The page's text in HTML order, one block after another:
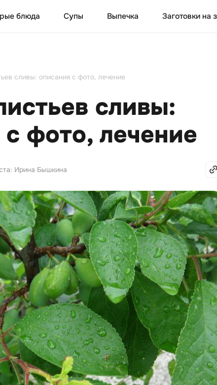
блюда Супы Выпечка Заготовки на
сливы: описания с фото, лечение
сливы:
фото, лечение
Ирина Бышкина